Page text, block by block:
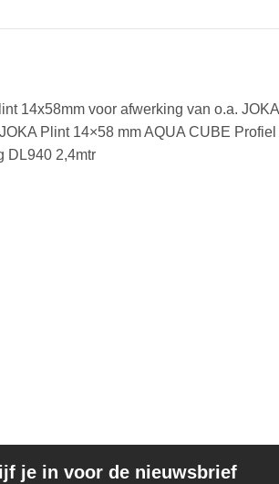
14x58mm voor afwerking van o.a. JOKA
Plint 14×58 mm AQUA CUBE Profiel
DL940 2,4mtr
je in voor de nieuwsbrief